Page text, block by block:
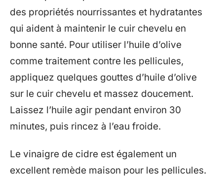
des propriétés nourrissantes et hydratantes
qui aident à maintenir le cuir chevelu en
bonne santé. Pour utiliser l’huile d’olive
comme traitement contre les pellicules,
appliquez quelques gouttes d’huile d’olive
sur le cuir chevelu et massez doucement.
Laissez l’huile agir pendant environ 30
minutes, puis rincez à l’eau froide.
Le vinaigre de cidre est également un
excellent remède maison pour les pellicules.